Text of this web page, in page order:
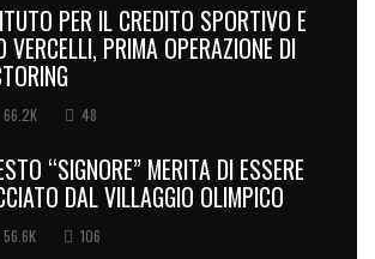
PER IL CREDITO SPORTIVO E
VERCELLI, PRIMA OPERAZIONE DI
66.2K 48
“SIGNORE” MERITA DI ESSERE
DAL VILLAGGIO OLIMPICO
56.6K 106